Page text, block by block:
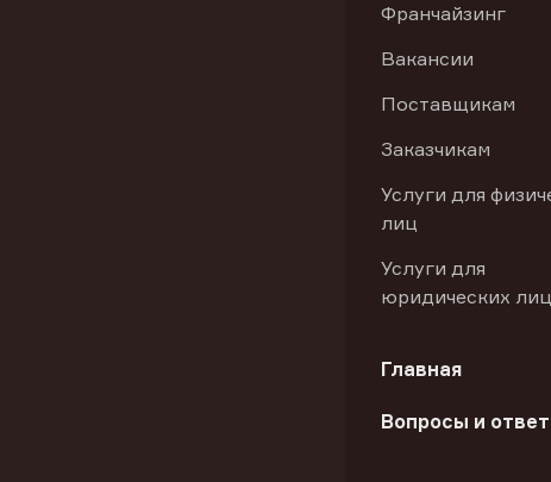
Франчайзинг
Вакансии
Поставщикам
Заказчикам
Услуги для
лиц
Услуги для
юридических лиц
Главная
Вопросы и